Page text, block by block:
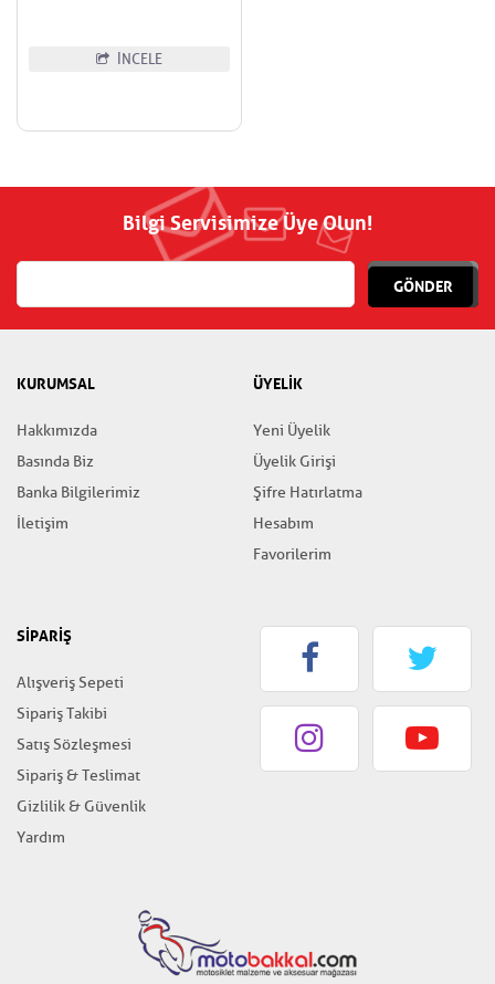
İNCELE
Bilgi Servisimize Üye Olun!
GÖNDER
KURUMSAL
Hakkımızda
Basında Biz
Banka Bilgilerimiz
İletişim
ÜYELİK
Yeni Üyelik
Üyelik Girişi
Şifre Hatırlatma
Hesabım
Favorilerim
SİPARİŞ
Alışveriş Sepeti
Sipariş Takibi
Satış Sözleşmesi
Sipariş & Teslimat
Gizlilik & Güvenlik
Yardım